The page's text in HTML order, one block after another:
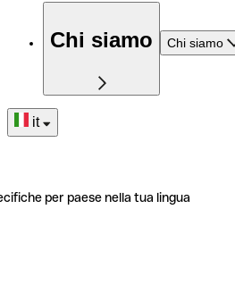
Chi siamo Chi siamo
it
per paese nella tua lingua